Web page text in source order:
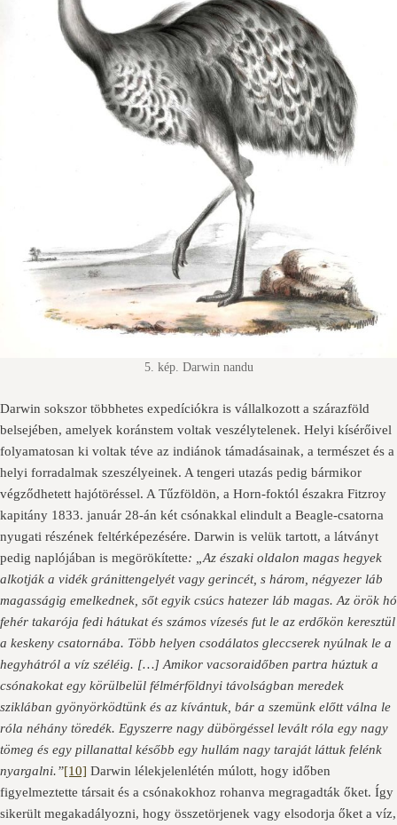
5. kép. Darwin nandu
Darwin sokszor többhetes expedíciókra is vállalkozott a szárazföld
belsejében, amelyek koránstem voltak veszélytelenek. Helyi kísérőivel
folyamatosan ki voltak téve az indiánok támadásainak, a természet és a
helyi forradalmak szeszélyeinek. A tengeri utazás pedig bármikor
végződhetett hajótöréssel. A Tűzföldön, a Horn-foktól északra Fitzroy
kapitány 1833. január 28-án két csónakkal elindult a Beagle-csatorna
nyugati részének feltérképezésére. Darwin is velük tartott, a látványt
pedig naplójában is megörökítette: „Az északi oldalon magas hegyek
alkotják a vidék gránittengelyét vagy gerincét, s három, négyezer láb
magasságig emelkednek, sőt egyik csúcs hatezer láb magas. Az örök hó
fehér takarója fedi hátukat és számos vízesés fut le az erdőkön keresztül
a keskeny csatornába. Több helyen csodálatos gleccserek nyúlnak le a
hegyhátról a víz széléig. […] Amikor vacsoraidőben partra húztuk a
csónakokat egy körülbelül félmérföldnyi távolságban meredek
sziklában gyönyörködtünk és az kívántuk, bár a szemünk előtt válna le
róla néhány töredék. Egyszerre nagy dübörgéssel levált róla egy nagy
tömeg és egy pillanattal később egy hullám nagy taraját láttuk felénk
nyargalni.”[10] Darwin lélekjelenlétén múlott, hogy időben
figyelmeztette társait és a csónakokhoz rohanva megragadták őket. Így
sikerült megakadályozni, hogy összetörjenek vagy elsodorja őket a víz,